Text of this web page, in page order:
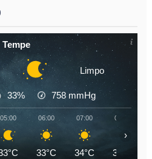
Tempe
Limpo
33% 758 mmHg
05:00 06:00
33°C
07:00
34°C
08:00
35°C
›